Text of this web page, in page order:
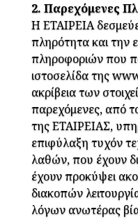
2. Παρεχόμενες
H ΕΤΑΙΡΕΙΑ
πληρότητα και την
πληροφοριών που
ιστοσελίδα της
ακρίβεια των
παρεχόμενες, από
της ΕΤΑΙΡΕΙΑΣ,
επιφύλαξη τυχόν
λαθών, που έχουν
έχουν προκύψει
διακοπών
λόγων ανωτέρας